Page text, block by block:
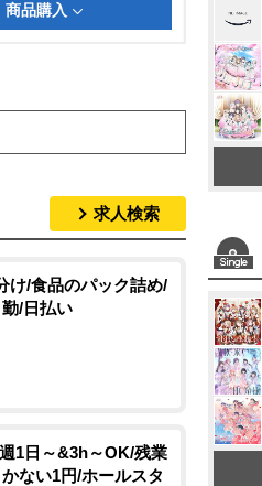
商品購入
求人検索
け/食品のパック詰め/
/日払い
1日～&3h～OK/残業
ない1円/ホールスタ